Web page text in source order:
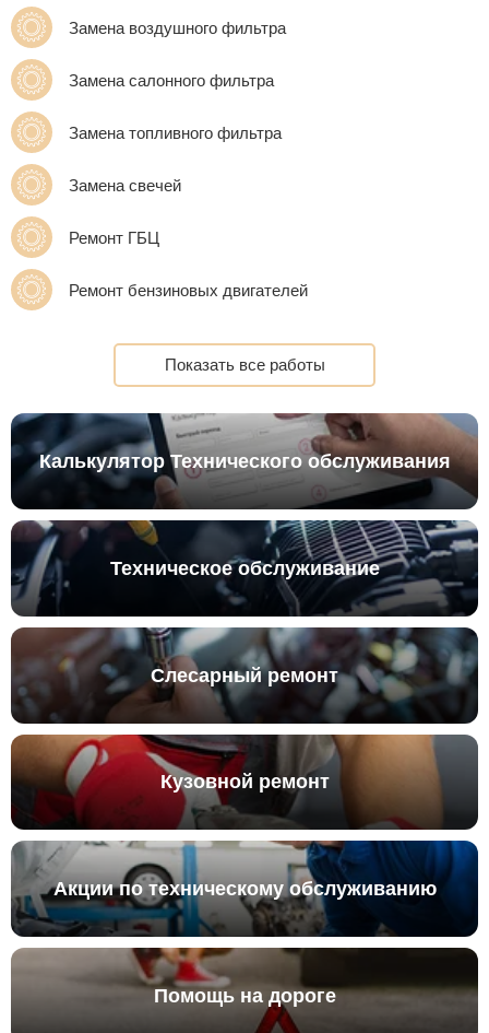
Замена воздушного фильтра
Замена салонного фильтра
Замена топливного фильтра
Замена свечей
Ремонт ГБЦ
Ремонт бензиновых двигателей
Показать все работы
Калькулятор Технического обслуживания
Техническое обслуживание
Слесарный ремонт
Кузовной ремонт
Акции по техническому обслуживанию
Помощь на дороге